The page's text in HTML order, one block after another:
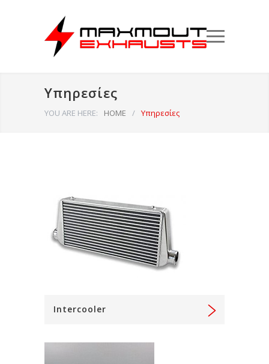
Υπηρεσίες
YOU ARE HERE: HOME / Υπηρεσίες
Intercooler